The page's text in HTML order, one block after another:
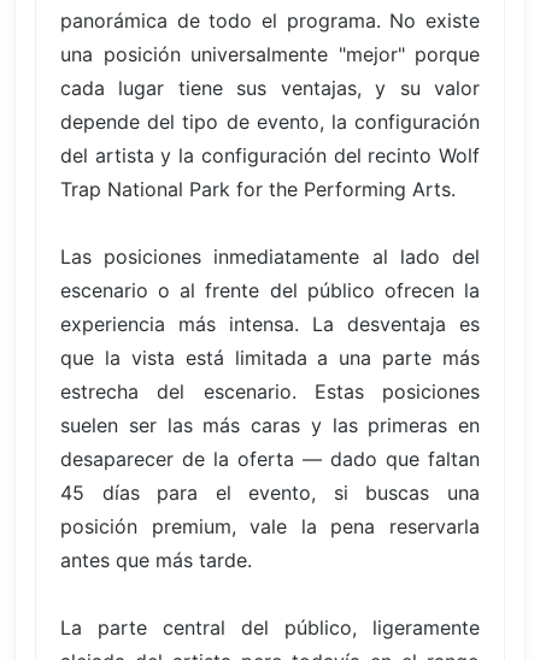
panorámica de todo el programa. No existe
una posición universalmente "mejor" porque
cada lugar tiene sus ventajas, y su valor
depende del tipo de evento, la configuración
del artista y la configuración del recinto Wolf
Trap National Park for the Performing Arts.
Las posiciones inmediatamente al lado del
escenario o al frente del público ofrecen la
experiencia más intensa. La desventaja es
que la vista está limitada a una parte más
estrecha del escenario. Estas posiciones
suelen ser las más caras y las primeras en
desaparecer de la oferta — dado que faltan
45 días para el evento, si buscas una
posición premium, vale la pena reservarla
antes que más tarde.
La parte central del público, ligeramente